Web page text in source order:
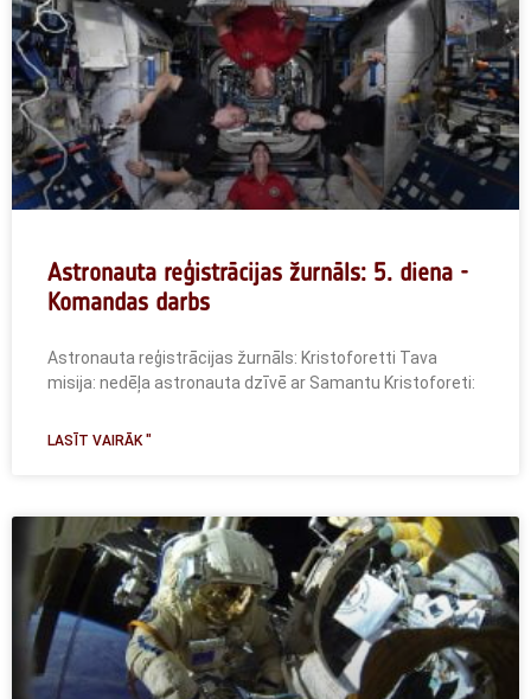
Astronauta reģistrācijas žurnāls: 5. diena -
Komandas darbs
Astronauta reģistrācijas žurnāls: Kristoforetti Tava
misija: nedēļa astronauta dzīvē ar Samantu Kristoforeti:
LASĪT VAIRĀK "